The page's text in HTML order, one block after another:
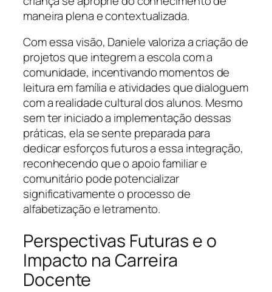
maneira plena e contextualizada.
Com essa visão, Daniele valoriza a criação de
projetos que integrem a escola com a
comunidade, incentivando momentos de
leitura em família e atividades que dialoguem
com a realidade cultural dos alunos. Mesmo
sem ter iniciado a implementação dessas
práticas, ela se sente preparada para
dedicar esforços futuros a essa integração,
reconhecendo que o apoio familiar e
comunitário pode potencializar
significativamente o processo de
alfabetização e letramento.
Perspectivas Futuras e o
Impacto na Carreira
Docente